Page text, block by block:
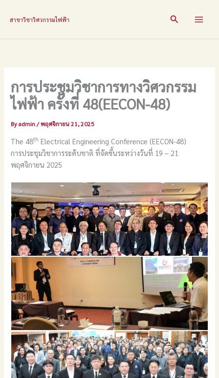
สาขาวิชาวิศวกรรมไฟฟ้า Search
การประชุมวิชาการทางวิศวกรรม
ไฟฟ้า ครั้งที่ 48(EECON-48)
Byadmin/พฤศจิกายน 21, 2025
The 48th Electrical Engineering Conference (EECON-48)
การประชุมวิชาการระดับชาติ ที่จัดขึ้นระหว่างวันที่ 19 – 21
พฤศจิกายน 2025